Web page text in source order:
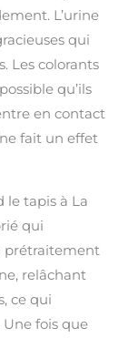
L’urine
qui
Les colorants
qu’ils
en contact
fait un effet
le tapis à La
qui
prétraitement
relâchant
ce qui
fois que